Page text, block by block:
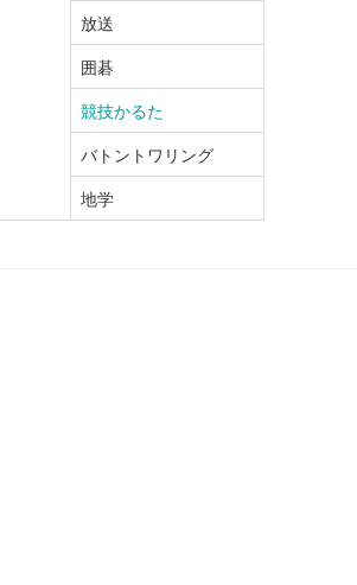
放送
囲碁
競技かるた
バトントワリング
地学